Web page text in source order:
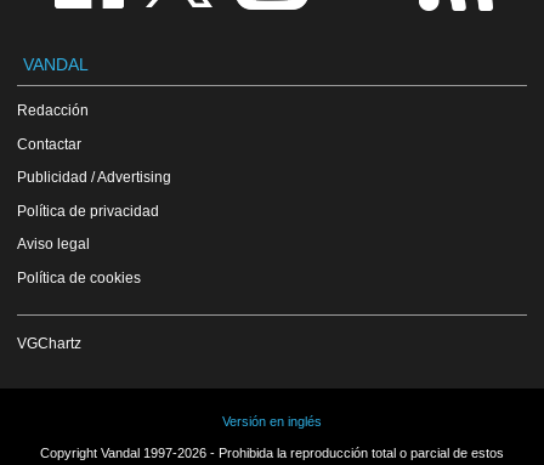
VANDAL
Redacción
Contactar
Publicidad / Advertising
Política de privacidad
Aviso legal
Política de cookies
VGChartz
Versión en inglés
Copyright Vandal 1997-2026 - Prohibida la reproducción total o parcial de estos